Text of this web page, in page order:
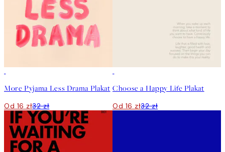
More Pyjama Less Drama Plakat
Od 16 zł32 zł
Choose a Happy Life Plakat
Od 16 zł32 zł